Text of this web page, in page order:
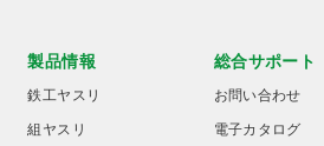
製品情報
鉄工ヤスリ
組ヤスリ
総合サポート
お問い合わせ
電子カタログ